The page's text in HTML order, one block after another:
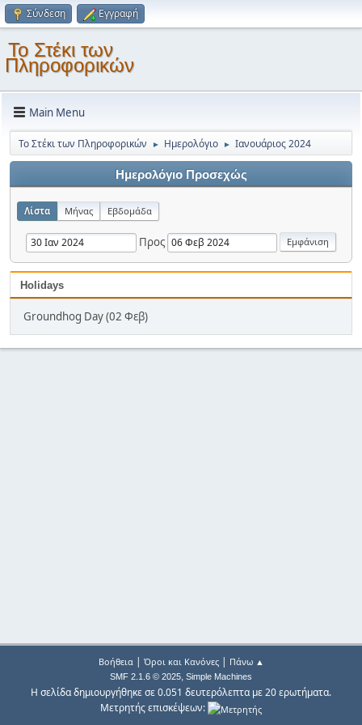
Σύνδεση Εγγραφή
Το Στέκι των
Πληροφορικών
Main Menu
Το Στέκι των Πληροφορικών ► Ημερολόγιο ► Ιανουάριος 2024
Ημερολόγιο Προσεχώς
Λίστα Μήνας Εβδομάδα
Προς
Holidays
Groundhog Day (02 Φεβ)
Βοήθεια| Όροι και Κανόνες| Πάνω ▲
SMF 2.1.6 © 2025, Simple Machines
Η σελίδα δημιουργήθηκε σε 0.051 δευτερόλεπτα με 20 ερωτήματα.
Μετρητής επισκέψεων: